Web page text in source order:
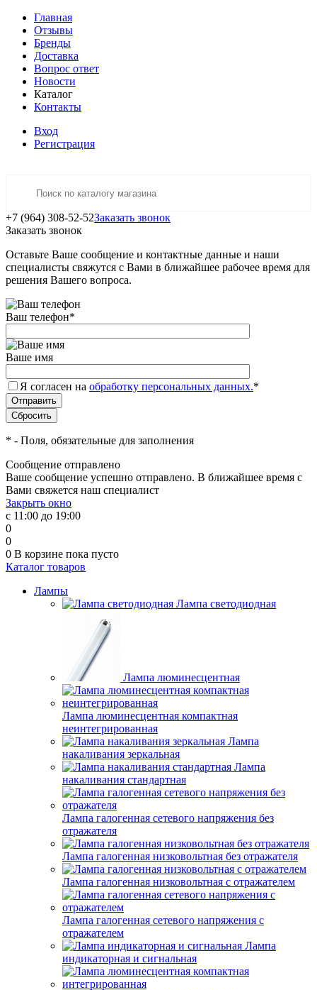
Главная
Отзывы
Бренды
Доставка
Вопрос ответ
Новости
Каталог
Контакты
Вход
Регистрация
+7 (964) 308-52-52Заказать звонок
Заказать звонок
Оставьте Ваше сообщение и контактные данные и наши
специалисты свяжутся с Вами в ближайшее рабочее время для
решения Вашего вопроса.
Ваш телефон*
Ваше имя
Я согласен на обработку персональных данных.*
* - Поля, обязательные для заполнения
Сообщение отправлено
Ваше сообщение успешно отправлено. В ближайшее время с
Вами свяжется наш специалист
Закрыть окно
с 11:00 до 19:00
0
0
0 В корзине пока пусто
Каталог товаров
Лампы
Лампа светодиодная
Лампа люминесцентная
Лампа люминесцентная компактная
неинтегрированная
Лампа
накаливания зеркальная
Лампа
накаливания стандартная
Лампа галогенная сетевого напряжения без
отражателя
Лампа галогенная низковольтная без отражателя
Лампа галогенная низковольтная с отражателем
Лампа галогенная сетевого напряжения с
отражателем
Лампа
индикаторная и сигнальная